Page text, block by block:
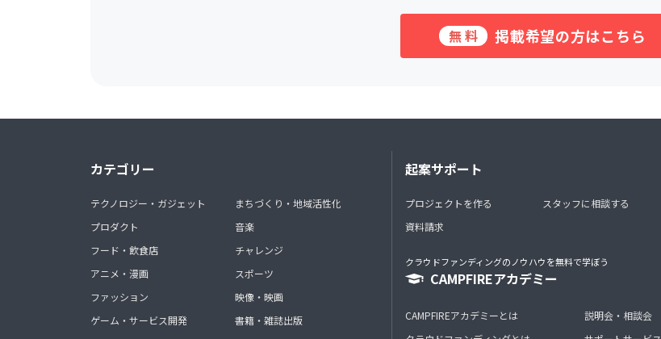
無料 掲載希望の方はこちら
カテゴリー
テクノロジー・ガジェット
プロダクト
フード・飲食店
アニメ・漫画
ファッション
ゲーム・サービス開発
まちづくり・地域活性化
音楽
チャレンジ
スポーツ
映像・映画
書籍・雑誌出版
起案サポート
プロジェクトを作る
資料請求
スタッフに相談する
クラウドファンディングのノウハウを無料で学ぼう
CAMPFIREアカデミー
CAMPFIREアカデミーとは
説明会・相談会